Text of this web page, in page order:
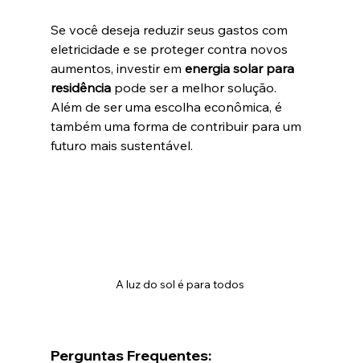
Se você deseja reduzir seus gastos com
eletricidade e se proteger contra novos
aumentos, investir em energia solar para
residência pode ser a melhor solução.
Além de ser uma escolha econômica, é
também uma forma de contribuir para um
futuro mais sustentável.
A luz do sol é para todos
Perguntas Frequentes: